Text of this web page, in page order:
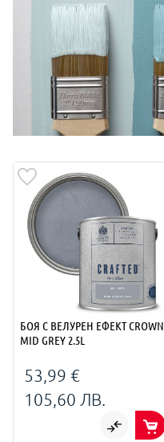
БОЯ С ВЕЛУРЕН ЕФЕКТ CROWN
MID GREY 2.5L
53,99 €
105,60 ЛВ.